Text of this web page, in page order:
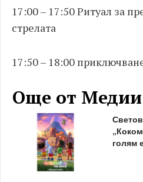
17:00 – 17:50 Ритуал за
стрелата
17:50 – 18:00
Още от Медии
голям